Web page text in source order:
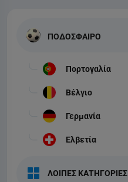
ΠΟΔΟΣΦΑΙΡΟ
Πορτογαλία
Βέλγιο
Γερμανία
Ελβετία
ΛΟΙΠΕΣ ΚΑΤΗΓΟΡΙΕΣ